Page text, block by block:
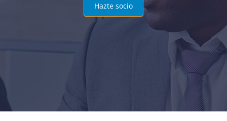
Hazte socio